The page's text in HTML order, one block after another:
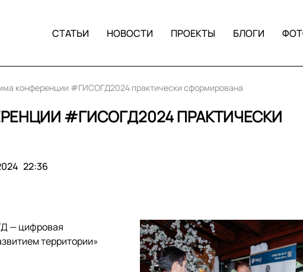
СТАТЬИ НОВОСТИ ПРОЕКТЫ БЛОГИ
конференции #ГИСОГД2024 практически сформирована
#ГИСОГД2024 ПРАКТИЧЕСКИ
22:36
— цифровая
территории»